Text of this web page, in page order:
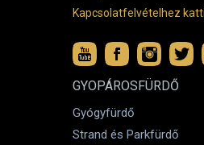
Kapcsolatfelvételhez
GYOPÁROSFÜRDŐ
Gyógyfürdő
Strand és Parkfürdő